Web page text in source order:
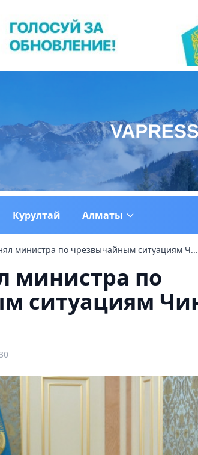
Курултай Алматы
министра по чрезвычайным ситуациям Ч...
министра по
ситуациям